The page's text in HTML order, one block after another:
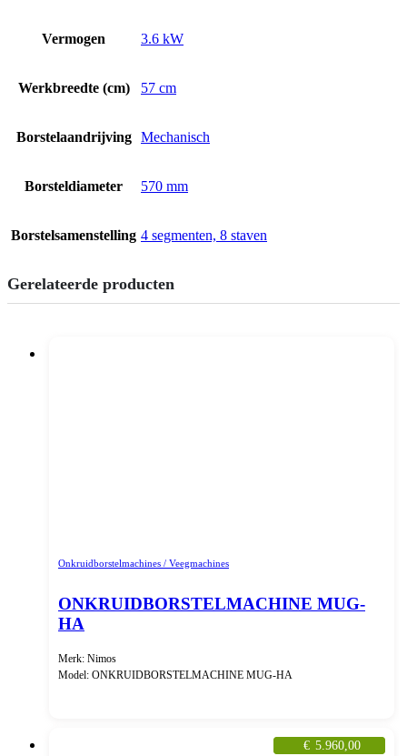
Vermogen 3.6 kW
Werkbreedte (cm) 57 cm
Borstelaandrijving Mechanisch
Borsteldiameter 570 mm
Borstelsamenstelling 4 segmenten, 8 staven
Gerelateerde producten
Onkruidborstelmachines / Veegmachines
ONKRUIDBORSTELMACHINE MUG-
HA
Merk: Nimos
Model: ONKRUIDBORSTELMACHINE MUG-HA
€ 5.960,00